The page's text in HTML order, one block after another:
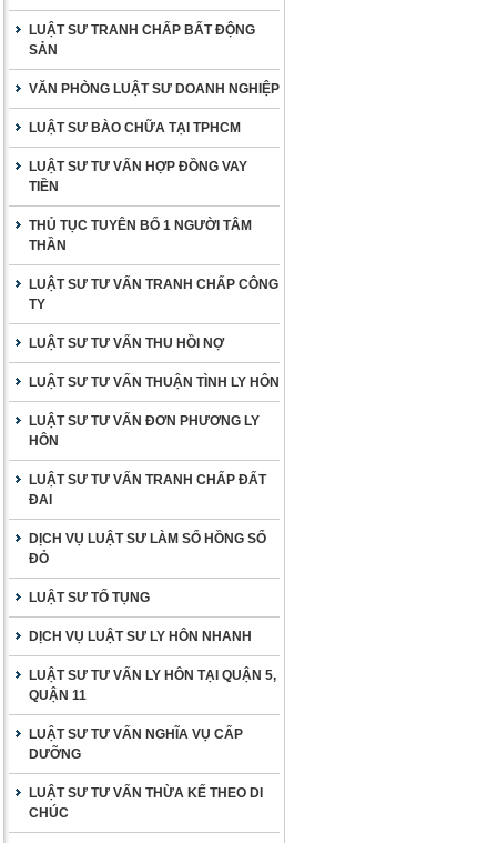
LUẬT SƯ TRANH CHẤP BẤT ĐỘNG
SẢN
VĂN PHÒNG LUẬT SƯ DOANH NGHIỆP
LUẬT SƯ BÀO CHỮA TẠI TPHCM
LUẬT SƯ TƯ VẤN HỢP ĐỒNG VAY
TIỀN
THỦ TỤC TUYÊN BỐ 1 NGƯỜI TÂM
THẦN
LUẬT SƯ TƯ VẤN TRANH CHẤP CÔNG
TY
LUẬT SƯ TƯ VẤN THU HỒI NỢ
LUẬT SƯ TƯ VẤN THUẬN TÌNH LY HÔN
LUẬT SƯ TƯ VẤN ĐƠN PHƯƠNG LY
HÔN
LUẬT SƯ TƯ VẤN TRANH CHẤP ĐẤT
ĐAI
DỊCH VỤ LUẬT SƯ LÀM SỔ HỒNG SỔ
ĐỎ
LUẬT SƯ TỐ TỤNG
DỊCH VỤ LUẬT SƯ LY HÔN NHANH
LUẬT SƯ TƯ VẤN LY HÔN TẠI QUẬN 5,
QUẬN 11
LUẬT SƯ TƯ VẤN NGHĨA VỤ CẤP
DƯỠNG
LUẬT SƯ TƯ VẤN THỪA KẾ THEO DI
CHÚC